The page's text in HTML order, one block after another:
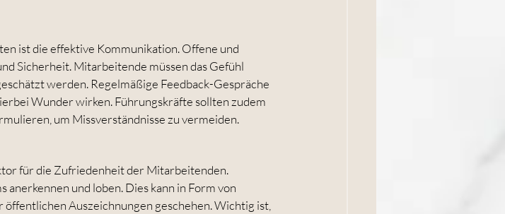
ist die effektive Kommunikation. Offene und
Sicherheit. Mitarbeitende müssen das Gefühl
werden. Regelmäßige Feedback-Gespräche
Wunder wirken. Führungskräfte sollten zudem
um Missverständnisse zu vermeiden.
für die Zufriedenheit der Mitarbeitenden.
und loben. Dies kann in Form von
Auszeichnungen geschehen. Wichtig ist,